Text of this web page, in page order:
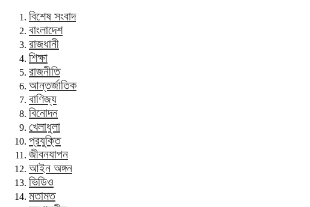
বিশেষ সংবাদ
বাংলাদেশ
রাজধানী
শিক্ষা
রাজনীতি
আন্তর্জাতিক
বাণিজ্য
বিনোদন
খেলাধুলা
প্রযুক্তি
জীবনযাপন
আইন অঙ্গন
ভিডিও
মতামত